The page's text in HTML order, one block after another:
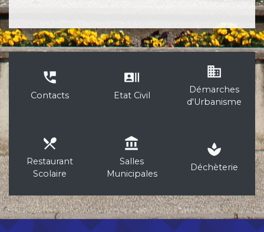
perm_phone_msg
Contacts
recent_actors
Etat Civil
business
Démarches
d'Urbanisme
local_dining
Restaurant
Scolaire
account_balance
Salles
Municipales
spa
Déchèterie